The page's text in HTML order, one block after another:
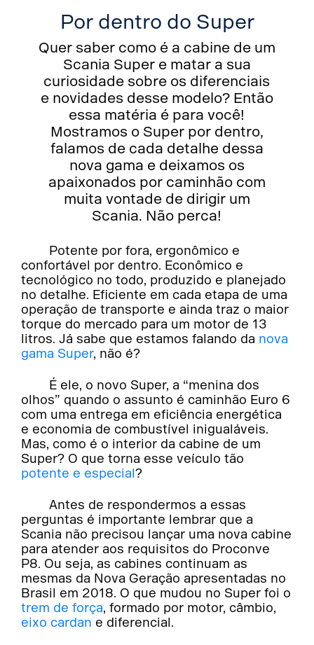
Por dentro do Super
Quer saber como é a cabine de um
Scania Super e matar a sua
curiosidade sobre os diferenciais
e novidades desse modelo? Então
essa matéria é para você!
Mostramos o Super por dentro,
falamos de cada detalhe dessa
nova gama e deixamos os
apaixonados por caminhão com
muita vontade de dirigir um
Scania. Não perca!
Potente por fora, ergonômico e
confortável por dentro. Econômico e
tecnológico no todo, produzido e planejado
no detalhe. Eficiente em cada etapa de uma
operação de transporte e ainda traz o maior
torque do mercado para um motor de 13
litros. Já sabe que estamos falando da nova
gama Super, não é?
É ele, o novo Super, a “menina dos
olhos” quando o assunto é caminhão Euro 6
com uma entrega em eficiência energética
e economia de combustível inigualáveis.
Mas, como é o interior da cabine de um
Super? O que torna esse veículo tão
potente e especial?
Antes de respondermos a essas
perguntas é importante lembrar que a
Scania não precisou lançar uma nova cabine
para atender aos requisitos do Proconve
P8. Ou seja, as cabines continuam as
mesmas da Nova Geração apresentadas no
Brasil em 2018. O que mudou no Super foi o
trem de força, formado por motor, câmbio,
eixo cardan e diferencial.